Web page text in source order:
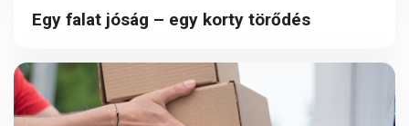
Egy falat jóság – egy korty törődés